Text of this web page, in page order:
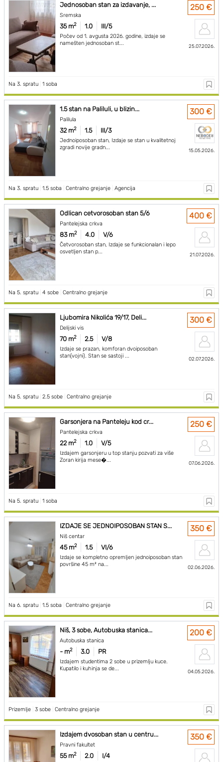
Jednosoban stan za izdavanje, ...
Sremska
35 m2 1.0 III/5
Počev od 1. avgusta 2026. godine, izdaje se
namešten jednosoban st...
250 €
25.07.2026.
Na 3. spratu 1 soba
1.5 stan na Paliluli, u blizin...
Palilula
32 m2 1.5 III/3
Jednoiposoban stan, Izdaje se stan u kvalitetnoj
zgradi novije gradn...
300 €
15.05.2026.
Na 3. spratu 1.5 soba Centralno grejanje Agencija
Odlican cetvorosoban stan 5/6
Pantelejska crkva
83 m2 4.0 V/6
Četvorosoban stan, Izdaje se funkcionalan i lepo
osvetljen stan p...
400 €
21.07.2026.
Na 5. spratu 4 sobe Centralno grejanje
Ljubomira Nikolića 19/17, Deli...
Delijski vis
70 m2 2.5 V/8
Izdaje se prazan, komforan dvoiposoban
stan(vojni). Stan se sastoji ...
300 €
02.07.2026.
Na 5. spratu 2.5 sobe Centralno grejanje
Garsonjera na Panteleju kod cr...
Pantelejska crkva
22 m2 1.0 V/5
Izdajem garsonjeru u top stanju pozvati za više
Zoran kirija mese�...
250 €
07.06.2026.
Na 5. spratu 1 soba
IZDAJE SE JEDNOIPOSOBAN STAN S...
Niš centar
45 m2 1.5 VI/6
Izdaje se kompletno opremljen jednoiposoban stan
površine 45 m² na...
350 €
02.06.2026.
Na 6. spratu 1.5 soba Centralno grejanje
Niš, 3 sobe, Autobuska stanica...
Autobuska stanica
- m2 3.0 PR
Izdajem studentima 2 sobe u prizemlju kuce.
Kupatilo i kuhinja se de...
200 €
04.05.2026.
Prizemlje 3 sobe Centralno grejanje
Izdajem dvosoban stan u centru...
Pravni fakultet
55 m2 2.0 I/4
350 €